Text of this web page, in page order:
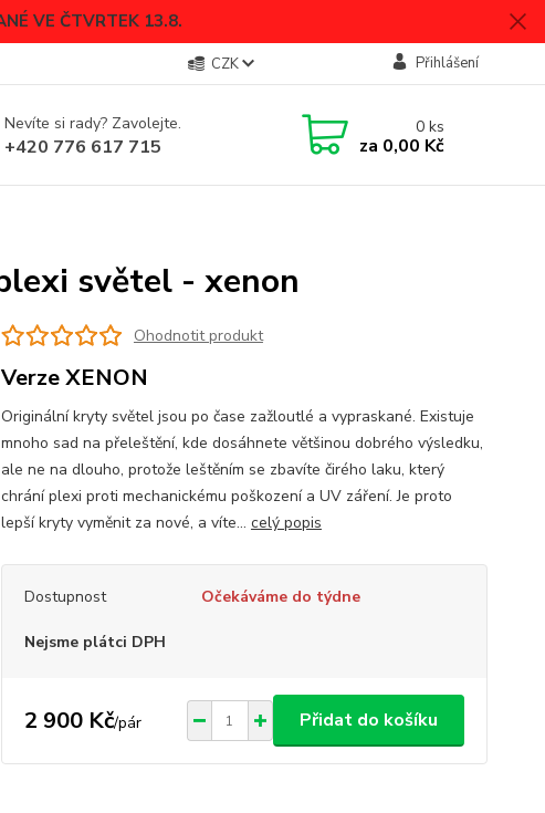
VE ČTVRTEK 13.8.
CZK Přihlášení
Nevíte si rady? Zavolejte.
+420 776 617 715
0ks
za 0,00 Kč
světel - xenon
Ohodnotit produkt
Verze XENON
Originální kryty světel jsou po čase zažloutlé a vypraskané. Existuje
mnoho sad na přeleštění, kde dosáhnete většinou dobrého výsledku,
ale ne na dlouho, protože leštěním se zbavíte čirého laku, který
chrání plexi proti mechanickému poškození a UV záření. Je proto
lepší kryty vyměnit za nové, a víte... celý popis
Dostupnost Očekáváme do týdne
Nejsme plátci DPH
2 900 Kč/pár Přidat do košíku